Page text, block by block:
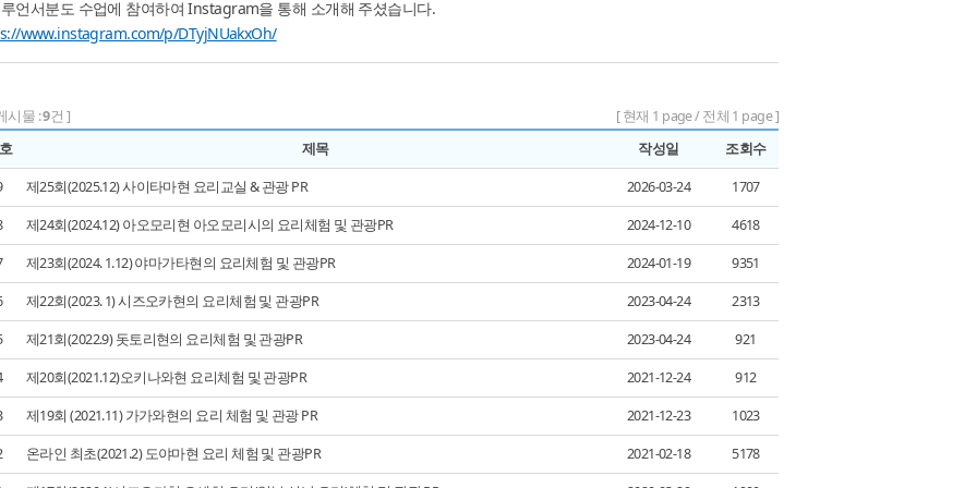
언서분도 수업에 참여하여 Instagram을 통해 소개해 주셨습니다.
www.instagram.com/p/DTyjNUakxOh/
시물 :9건 ]
[ 현재 1 page / 전체 1 page ]
제목 작성일 조회수
제25회(2025.12) 사이타마현 요리교실 & 관광 PR 2026-03-24 1707
제24회(2024.12) 아오모리현 아오모리시의 요리체험 및 관광PR 2024-12-10 4618
제23회(2024. 1.12) 야마가타현의 요리체험 및 관광PR 2024-01-19 9351
제22회(2023. 1) 시즈오카현의 요리체험 및 관광PR 2023-04-24 2313
제21회(2022.9) 돗토리현의 요리체험 및 관광PR 2023-04-24 921
제20회(2021.12)오키나와현 요리체험 및 관광PR 2021-12-24 912
제19회 (2021.11) 가가와현의 요리 체험 및 관광 PR 2021-12-23 1023
온라인 최초(2021.2) 도야마현 요리 체험 및 관광PR 2021-02-18 5178